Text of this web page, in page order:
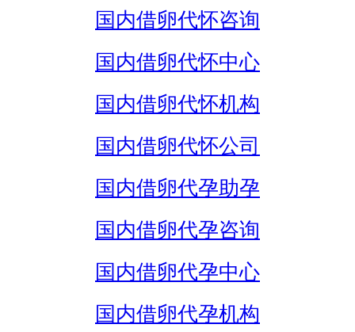
国内借卵代怀咨询
国内借卵代怀中心
国内借卵代怀机构
国内借卵代怀公司
国内借卵代孕助孕
国内借卵代孕咨询
国内借卵代孕中心
国内借卵代孕机构